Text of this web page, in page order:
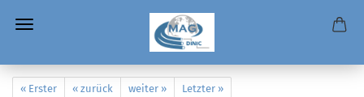
« Erster « zurück weiter »
Letzter »